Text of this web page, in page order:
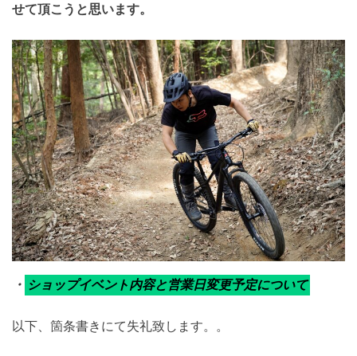
せて頂こうと思います。
・ ショップイベント内容と営業日変更予定について
以下、箇条書きにて失礼致します。。